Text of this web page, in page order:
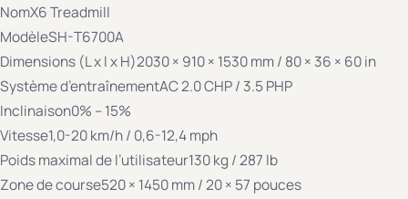
NomX6 Treadmill
ModèleSH-T6700A
Dimensions (L x l x H)2030 × 910 × 1530 mm / 80 × 36 × 60 in
Système d’entraînementAC 2.0 CHP / 3.5 PHP
Inclinaison0% – 15%
Vitesse1,0-20 km/h / 0,6-12,4 mph
Poids maximal de l’utilisateur130 kg / 287 lb
Zone de course520 × 1450 mm / 20 × 57 pouces